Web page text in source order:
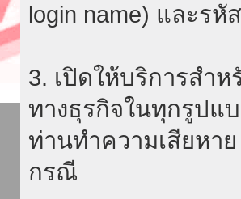
login name) และร
3. เปิดให้บริการสำ
ทางธุรกิจในทุกรูปแ
ท่านทำความเสียหา
กรณี